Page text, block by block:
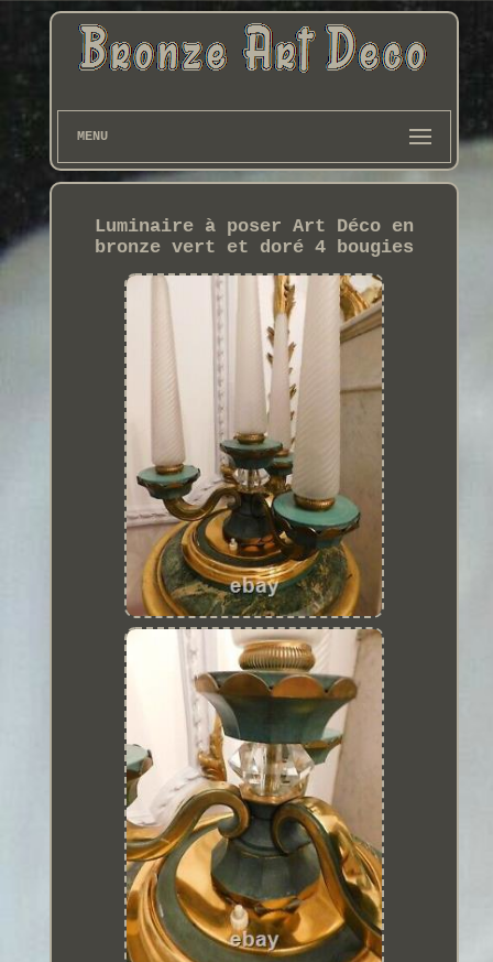
MENU
Luminaire à poser Art Déco en
bronze vert et doré 4 bougies